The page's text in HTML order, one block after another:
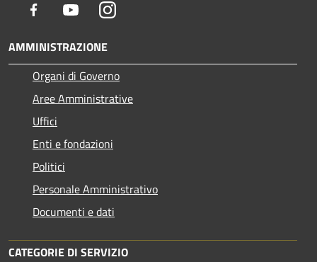
Facebook YoutubeInstagram
AMMINISTRAZIONE
Organi di Governo
Aree Amministrative
Uffici
Enti e fondazioni
Politici
Personale Amministrativo
Documenti e dati
CATEGORIE DI SERVIZIO